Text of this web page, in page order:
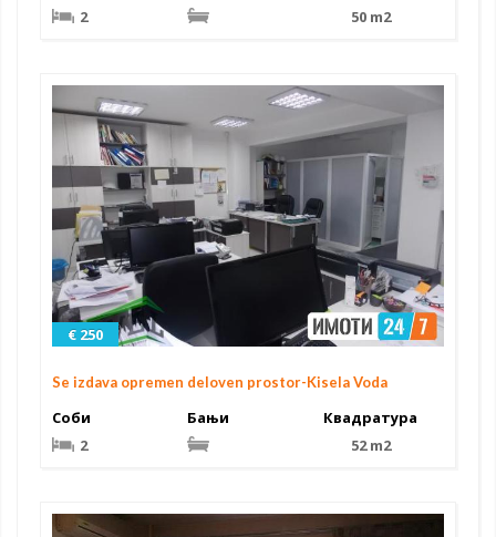
2
50 m2
€ 250
Se izdava opremen deloven prostor-Kisela Voda
Соби
2
Бањи
Квадратура
52 m2